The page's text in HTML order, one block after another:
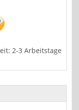
2-3 Arbeitstage